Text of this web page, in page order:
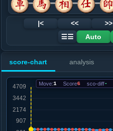
.....马７进６
黑+77
12. 炮七退一
黑+37
黑+38
13. 仕六进五
黑+763
黑+1100
.....车２进７
黑+360
15. 兵三进一
.....车８进１
16. 兵三进一
|< << >>
☰☰
Auto
score-chart analysis
Move:1 Score6 sco-diff-